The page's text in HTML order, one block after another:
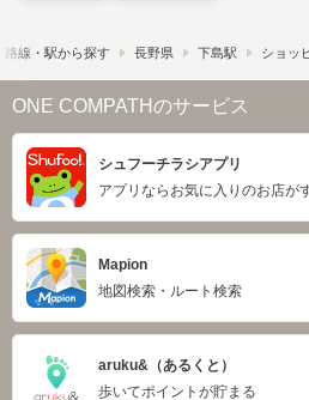
路線・駅から探す 長野県 下島駅 ショッ
ONE COMPATHのサービス
シュフーチラシアプリ
アプリならお気に入りのお店が
Mapion
地図検索・ルート検索
aruku&（あるくと）
歩いてポイントが貯まる